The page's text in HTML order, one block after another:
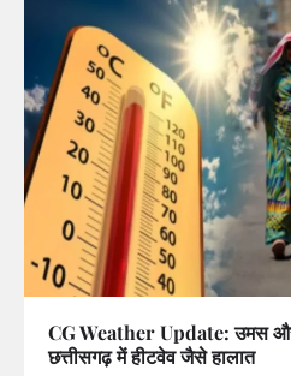
CG Weather Update: उमस और
छत्तीसगढ़ में हीटवेव जैसे हालात